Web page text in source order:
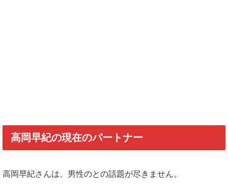
高岡早紀の現在のパートナー
高岡早紀さんは、男性のとの話題が尽きません。